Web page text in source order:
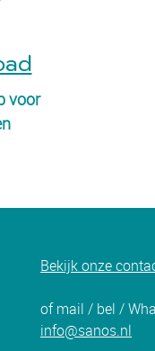
voor
Bekijk onze c
of mail / bel /
info@sanos.nl